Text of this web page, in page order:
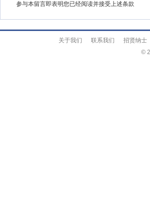
参与本留言即表明您已经阅读并接受上述条款
关于我们 联系我们 招贤纳士
©